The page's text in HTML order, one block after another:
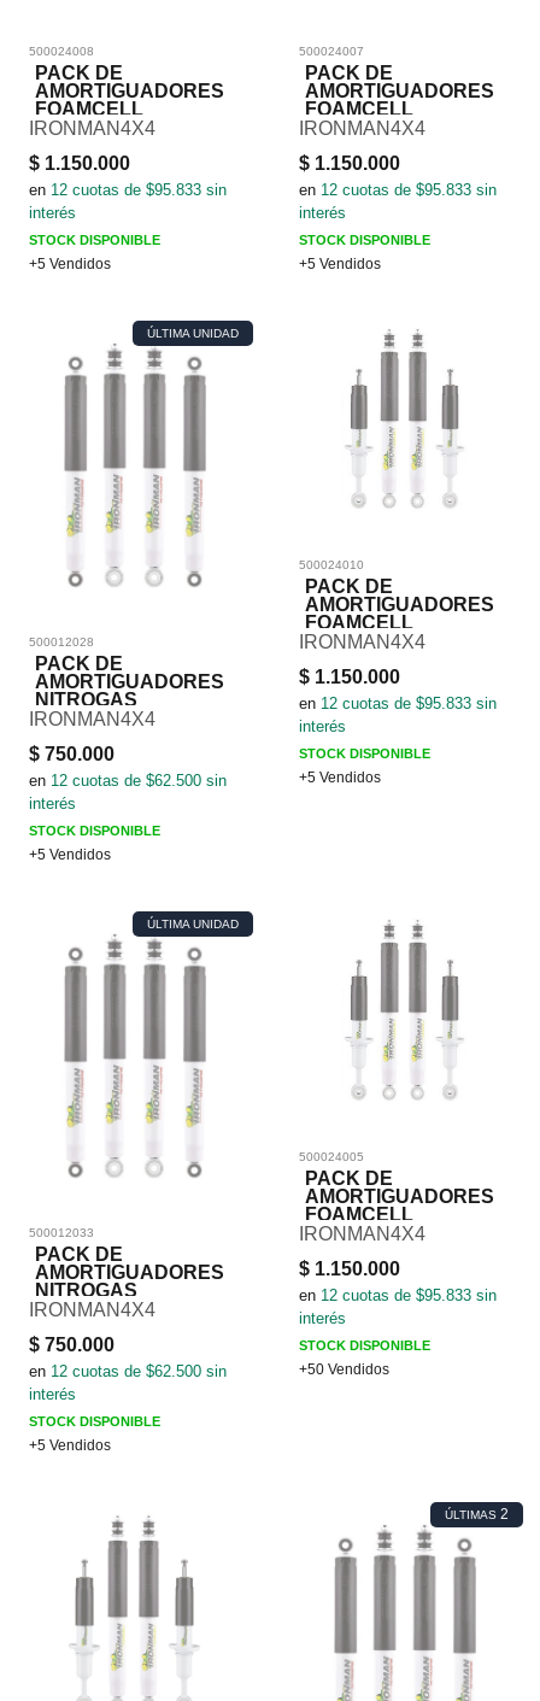
500024008
PACK DE
AMORTIGUADORES
FOAMCELL
IRONMAN4X4
$ 1.150.000
en 12 cuotas de $95.833 sin
interés
STOCK DISPONIBLE
+5 Vendidos
500024007
PACK DE
AMORTIGUADORES
FOAMCELL
IRONMAN4X4
$ 1.150.000
en 12 cuotas de $95.833 sin
interés
STOCK DISPONIBLE
+5 Vendidos
ÚLTIMA UNIDAD
500012028
PACK DE
AMORTIGUADORES
NITROGAS
IRONMAN4X4
$ 750.000
en 12 cuotas de $62.500 sin
interés
STOCK DISPONIBLE
+5 Vendidos
500024010
PACK DE
AMORTIGUADORES
FOAMCELL
IRONMAN4X4
$ 1.150.000
en 12 cuotas de $95.833 sin
interés
STOCK DISPONIBLE
+5 Vendidos
ÚLTIMA UNIDAD
500012033
PACK DE
AMORTIGUADORES
NITROGAS
IRONMAN4X4
$ 750.000
en 12 cuotas de $62.500 sin
interés
STOCK DISPONIBLE
+5 Vendidos
500024005
PACK DE
AMORTIGUADORES
FOAMCELL
IRONMAN4X4
$ 1.150.000
en 12 cuotas de $95.833 sin
interés
STOCK DISPONIBLE
+50 Vendidos
ÚLTIMAS 2